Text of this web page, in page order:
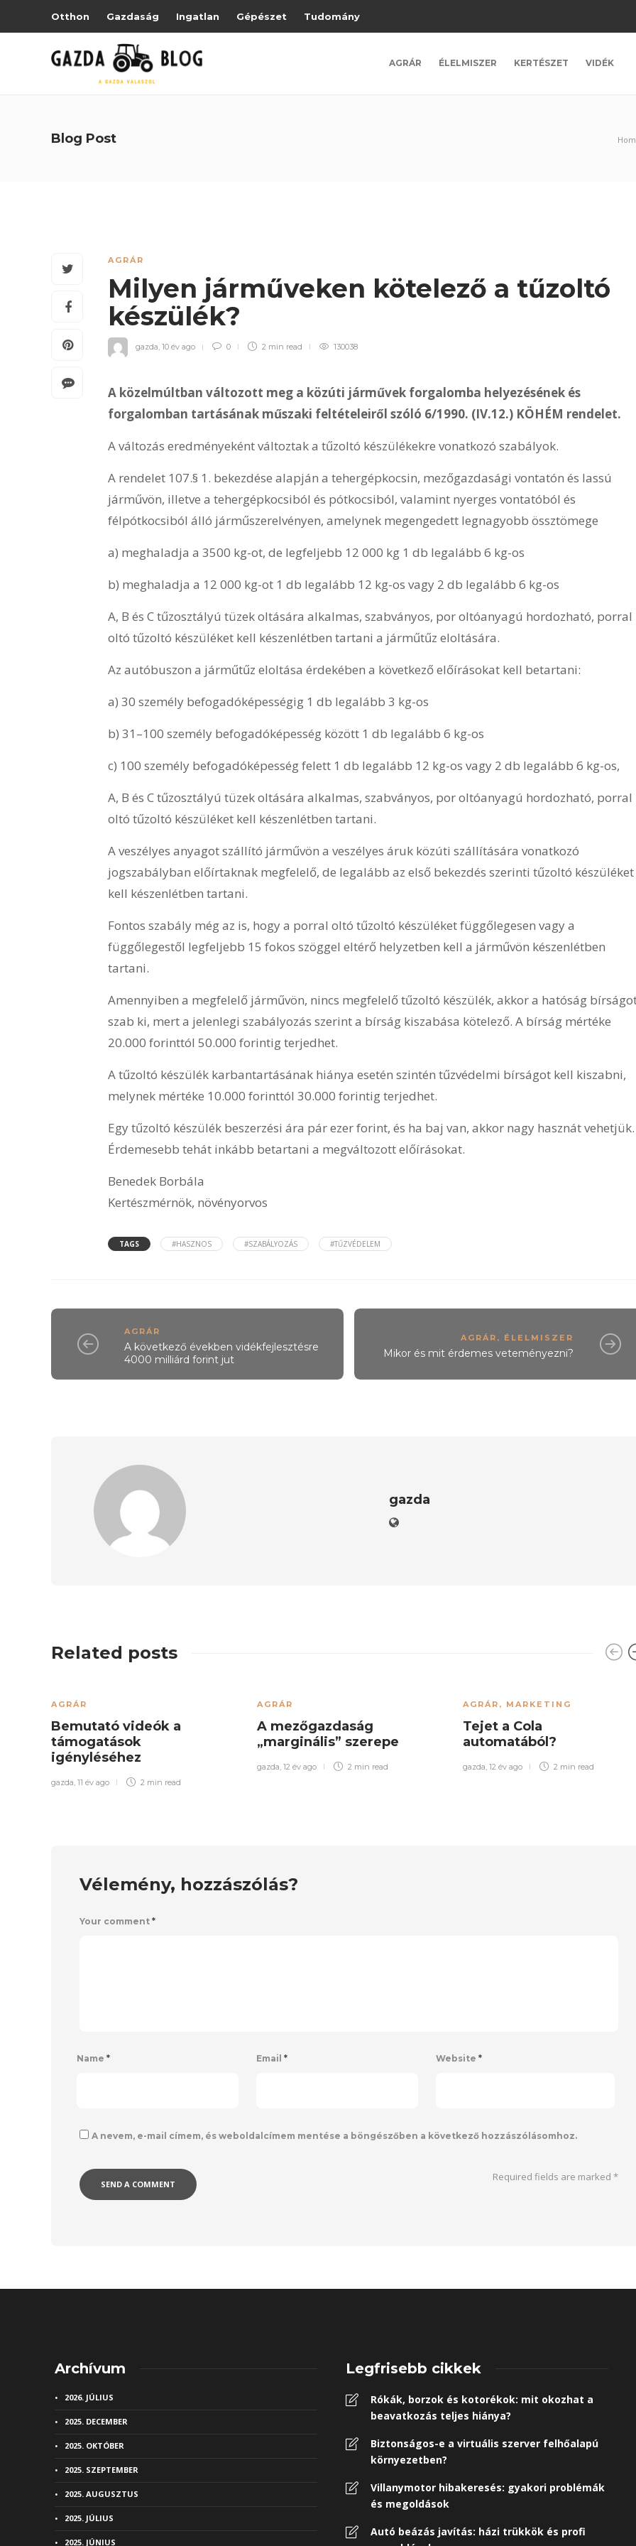
Otthon Gazdaság Ingatlan Gépészet Tudomány
AGRÁR ÉLELMISZER KERTÉSZET VIDÉK
Blog Post
AGRÁR
Milyen járműveken kötelező a tűzoltó
készülék?
gazda, 10 év ago 0 2 min read 130038
A közelmúltban változott meg a közúti járművek forgalomba helyezésének és
forgalomban tartásának műszaki feltételeiről szóló 6/1990. (IV.12.) KÖHÉM rendelet.
A változás eredményeként változtak a tűzoltó készülékekre vonatkozó szabályok.
A rendelet 107.§ 1. bekezdése alapján a tehergépkocsin, mezőgazdasági vontatón és lassú
járművön, illetve a tehergépkocsiból és pótkocsiból, valamint nyerges vontatóból és
félpótkocsiból álló járműszerelvényen, amelynek megengedett legnagyobb össztömege
a) meghaladja a 3500 kg-ot, de legfeljebb 12 000 kg 1 db legalább 6 kg-os
b) meghaladja a 12 000 kg-ot 1 db legalább 12 kg-os vagy 2 db legalább 6 kg-os
A, B és C tűzosztályú tüzek oltására alkalmas, szabványos, por oltóanyagú hordozható, porral
oltó tűzoltó készüléket kell készenlétben tartani a járműtűz eloltására.
Az autóbuszon a járműtűz eloltása érdekében a következő előírásokat kell betartani:
a) 30 személy befogadóképességig 1 db legalább 3 kg-os
b) 31–100 személy befogadóképesség között 1 db legalább 6 kg-os
c) 100 személy befogadóképesség felett 1 db legalább 12 kg-os vagy 2 db legalább 6 kg-os,
A, B és C tűzosztályú tüzek oltására alkalmas, szabványos, por oltóanyagú hordozható, porral
oltó tűzoltó készüléket kell készenlétben tartani.
A veszélyes anyagot szállító járművön a veszélyes áruk közúti szállítására vonatkozó
jogszabályban előírtaknak megfelelő, de legalább az első bekezdés szerinti tűzoltó készüléket
kell készenlétben tartani.
Fontos szabály még az is, hogy a porral oltó tűzoltó készüléket függőlegesen vagy a
függőlegestől legfeljebb 15 fokos szöggel eltérő helyzetben kell a járművön készenlétben
tartani.
Amennyiben a megfelelő járművön, nincs megfelelő tűzoltó készülék, akkor a hatóság
szab ki, mert a jelenlegi szabályozás szerint a bírság kiszabása kötelező. A bírság mértéke
20.000 forinttól 50.000 forintig terjedhet.
A tűzoltó készülék karbantartásának hiánya esetén szintén tűzvédelmi bírságot kell kiszabni,
melynek mértéke 10.000 forinttól 30.000 forintig terjedhet.
Egy tűzoltó készülék beszerzési ára pár ezer forint, és ha baj van, akkor nagy hasznát vehetjük.
Érdemesebb tehát inkább betartani a megváltozott előírásokat.
Benedek Borbála
Kertészmérnök, növényorvos
TAGS #HASZNOS #SZABÁLYOZÁS #TŰZVÉDELEM
AGRÁR
A következő években vidékfejlesztésre
4000 milliárd forint jut
AGRÁR , ÉLELMISZER
Mikor és mit érdemes veteményezni?
gazda
Related posts
AGRÁR
Bemutató videók a
támogatások
igényléséhez
gazda, 11 év ago 2 min read
AGRÁR
A mezőgazdaság
„marginális” szerepe
gazda, 12 év ago 2 min read
AGRÁR , MARKETING
Tejet a Cola
automatából?
gazda, 12 év ago 2 min read
Vélemény, hozzászólás?
Your comment *
Name * Email * Website *
A nevem, e-mail címem, és weboldalcímem mentése a böngészőben a következő hozzászólásomhoz.
Required fields are marked*
Archívum
2026. JÚLIUS
2025. DECEMBER
2025. OKTÓBER
2025. SZEPTEMBER
2025. AUGUSZTUS
2025. JÚLIUS
2025. JÚNIUS
Legfrisebb cikkek
Rókák, borzok és kotorékok: mit okozhat a
beavatkozás teljes hiánya?
Biztonságos-e a virtuális szerver felhőalapú
környezetben?
Villanymotor hibakeresés: gyakori problémák
és megoldások
Autó beázás javítás: házi trükkök és profi